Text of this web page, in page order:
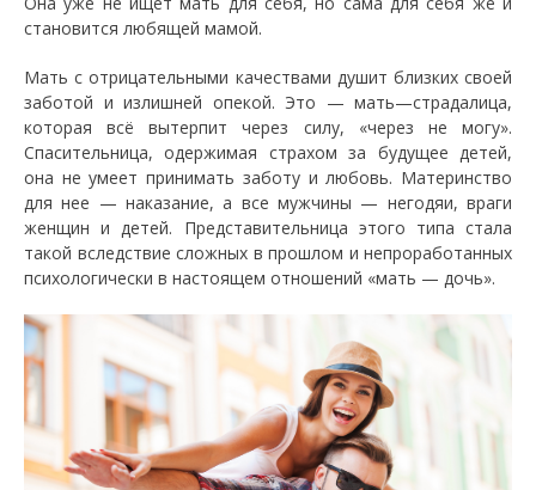
становится любящей мамой.
Мать с отрицательными качествами душит близких своей
заботой и излишней опекой. Это — мать—страдалица,
которая всё вытерпит через силу, «через не могу».
Спасительница, одержимая страхом за будущее детей,
она не умеет принимать заботу и любовь. Материнство
для нее — наказание, а все мужчины — негодяи, враги
женщин и детей. Представительница этого типа стала
такой вследствие сложных в прошлом и непроработанных
психологически в настоящем отношений «мать — дочь».